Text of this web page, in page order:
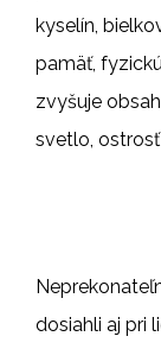
kyselín,
pamäť,
zvyšuje
svetlo,
dosiahli aj pri